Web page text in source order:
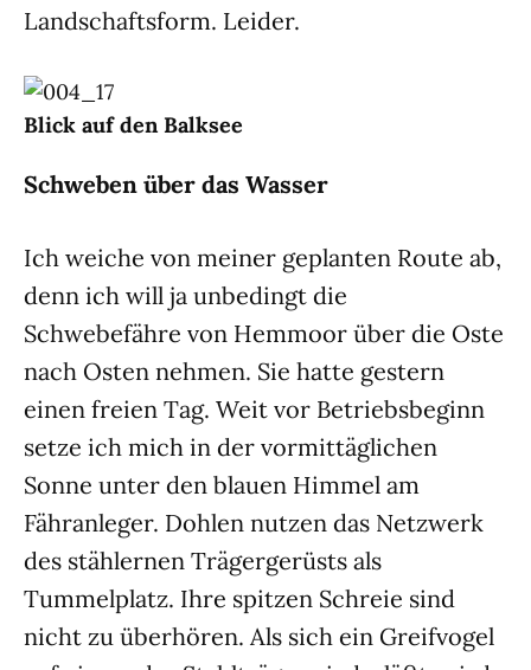
Landschaftsform. Leider.
Blick auf den Balksee
Schweben über das Wasser
Ich weiche von meiner geplanten Route ab,
denn ich will ja unbedingt die
Schwebefähre von Hemmoor über die Oste
nach Osten nehmen. Sie hatte gestern
einen freien Tag. Weit vor Betriebsbeginn
setze ich mich in der vormittäglichen
Sonne unter den blauen Himmel am
Fähranleger. Dohlen nutzen das Netzwerk
des stählernen Trägergerüsts als
Tummelplatz. Ihre spitzen Schreie sind
nicht zu überhören. Als sich ein Greifvogel